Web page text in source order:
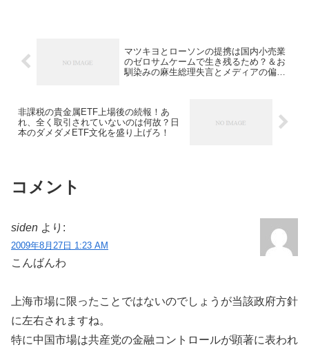
マツキヨとローソンの提携は国内小売業
のゼロサムケームで生き残るため？＆お
馴染みの麻生総理失言とメディアの偏向
非課税の貴金属ETF上場後の続報！あ
れ、全く取引されていないのは何故？日
本のダメダメETF文化を盛り上げろ！
コメント
siden より:
2009年8月27日 1:23 AM
こんばんわ
上海市場に限ったことではないのでしょうが当該政府方針
に左右されますね。
特に中国市場は共産党の金融コントロールが顕著に表われ